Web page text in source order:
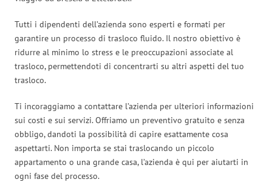
Tutti i dipendenti dell’azienda sono esperti e formati per
garantire un processo di trasloco fluido. Il nostro obiettivo è
ridurre al minimo lo stress e le preoccupazioni associate al
trasloco, permettendoti di concentrarti su altri aspetti del tuo
trasloco.
Ti incoraggiamo a contattare l’azienda per ulteriori informazioni
sui costi e sui servizi. Offriamo un preventivo gratuito e senza
obbligo, dandoti la possibilità di capire esattamente cosa
aspettarti. Non importa se stai traslocando un piccolo
appartamento o una grande casa, l’azienda è qui per aiutarti in
ogni fase del processo.